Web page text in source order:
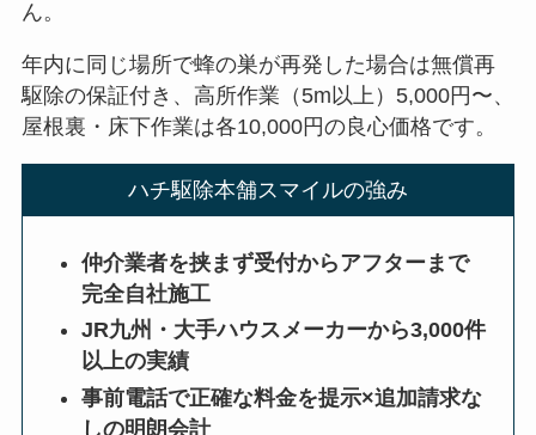
ん。
年内に同じ場所で蜂の巣が再発した場合は無償再
駆除の保証付き、高所作業（5m以上）5,000円〜、
屋根裏・床下作業は各10,000円の良心価格です。
ハチ駆除本舗スマイルの強み
仲介業者を挟まず受付からアフターまで
完全自社施工
JR九州・大手ハウスメーカーから3,000件
以上の実績
事前電話で正確な料金を提示×追加請求な
しの明朗会計